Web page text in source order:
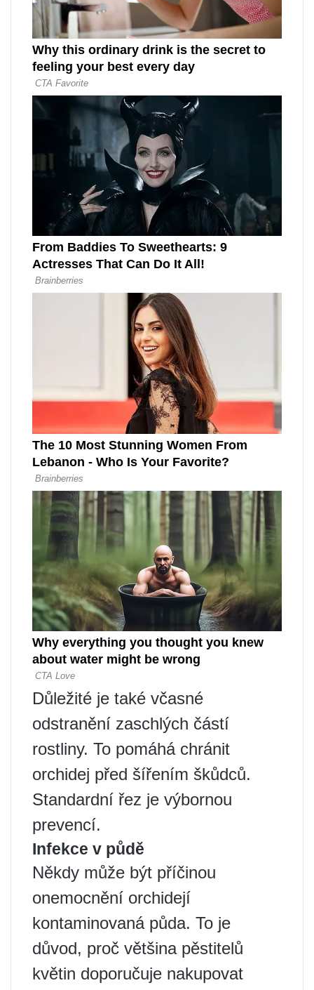
Důležité je také včasné
odstranění zaschlých částí
rostliny. To pomáhá chránit
orchidej před šířením škůdců.
Standardní řez je výbornou
prevencí.
Infekce v půdě
Někdy může být příčinou
onemocnění orchidejí
kontaminovaná půda. To je
důvod, proč většina pěstitelů
květin doporučuje nakupovat